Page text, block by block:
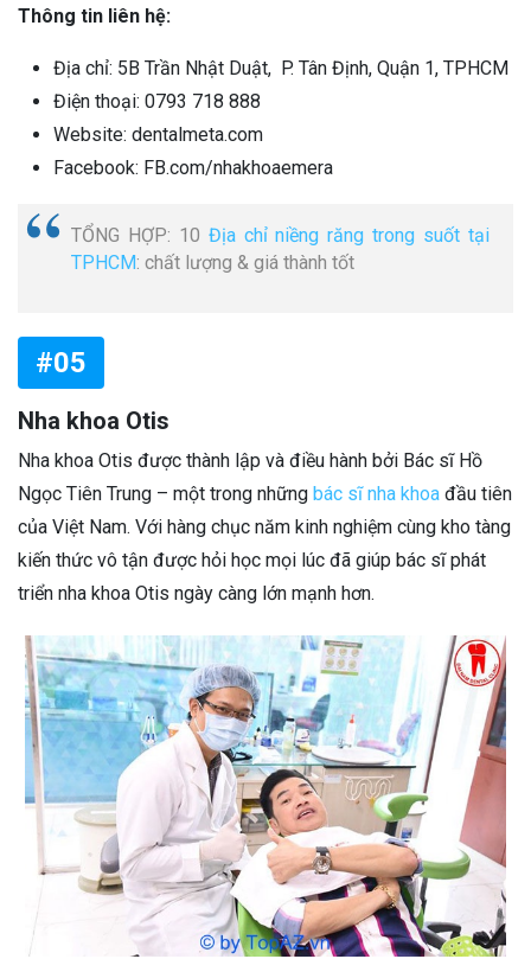
Thông tin liên hệ:
Địa chỉ: 5B Trần Nhật Duật, P. Tân Định, Quận 1, TPHCM
Điện thoại: 0793 718 888
Website: dentalmeta.com
Facebook: FB.com/nhakhoaemera
TỔNG HỢP: 10 Địa chỉ niềng răng trong suốt tại
TPHCM: chất lượng & giá thành tốt
#05
Nha khoa Otis
Nha khoa Otis được thành lập và điều hành bởi Bác sĩ Hồ
Ngọc Tiên Trung – một trong những bác sĩ nha khoa đầu tiên
của Việt Nam. Với hàng chục năm kinh nghiệm cùng kho tàng
kiến thức vô tận được hỏi học mọi lúc đã giúp bác sĩ phát
triển nha khoa Otis ngày càng lớn mạnh hơn.